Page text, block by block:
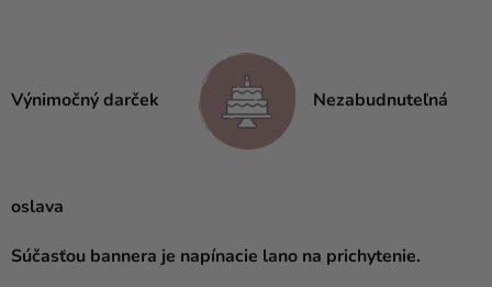
Výnimočný darček Nezabudnuteľná
oslava
Súčasťou bannera je napínacie lano na prichytenie.